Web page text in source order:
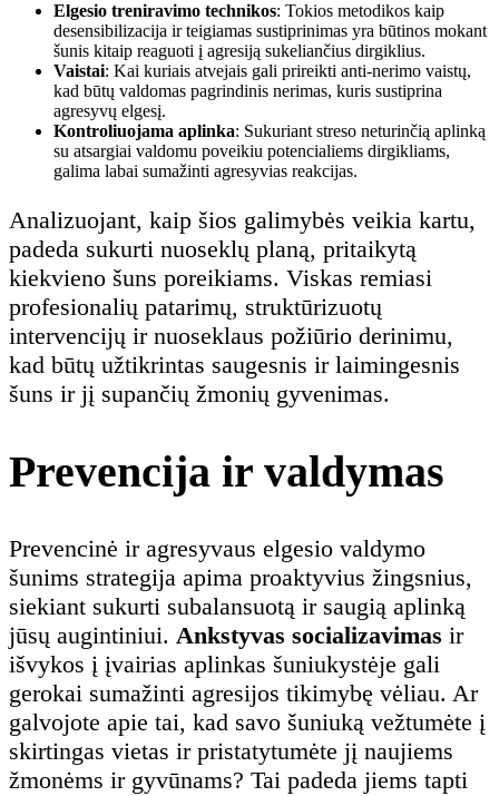
Elgesio treniravimo technikos: Tokios metodikos kaip
desensibilizacija ir teigiamas sustiprinimas yra būtinos mokant
šunis kitaip reaguoti į agresiją sukeliančius dirgiklius.
Vaistai: Kai kuriais atvejais gali prireikti anti-nerimo vaistų,
kad būtų valdomas pagrindinis nerimas, kuris sustiprina
agresyvų elgesį.
Kontroliuojama aplinka: Sukuriant streso neturinčią aplinką
su atsargiai valdomu poveikiu potencialiems dirgikliams,
galima labai sumažinti agresyvias reakcijas.
Analizuojant, kaip šios galimybės veikia kartu,
padeda sukurti nuoseklų planą, pritaikytą
kiekvieno šuns poreikiams. Viskas remiasi
profesionalių patarimų, struktūrizuotų
intervencijų ir nuoseklaus požiūrio derinimu,
kad būtų užtikrintas saugesnis ir laimingesnis
šuns ir jį supančių žmonių gyvenimas.
Prevencija ir valdymas
Prevencinė ir agresyvaus elgesio valdymo
šunims strategija apima proaktyvius žingsnius,
siekiant sukurti subalansuotą ir saugią aplinką
jūsų augintiniui. Ankstyvas socializavimas ir
išvykos į įvairias aplinkas šuniukystėje gali
gerokai sumažinti agresijos tikimybę vėliau. Ar
galvojote apie tai, kad savo šuniuką vežtumėte į
skirtingas vietas ir pristatytumėte jį naujiems
žmonėms ir gyvūnams? Tai padeda jiems tapti